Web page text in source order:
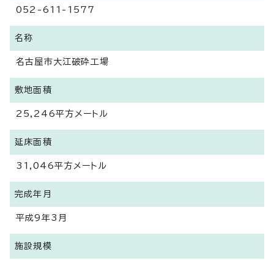
052-611-1577
名称
名古屋市大江破砕工場
敷地面積
25,246平方メートル
延床面積
31,046平方メートル
完成年月
平成9年3月
施設規模